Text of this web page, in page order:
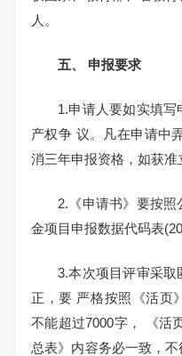
人。
五、 申报要求
1.申请人要如实填
产权争 议。凡在申请中
消三年申报资格，如获准
2.《申请书》要按
金项目申报数据代码表
3.本次项目评审采
正，要 严格按照《活页
不能超过7000字， 《活
总表》内容务必一致，